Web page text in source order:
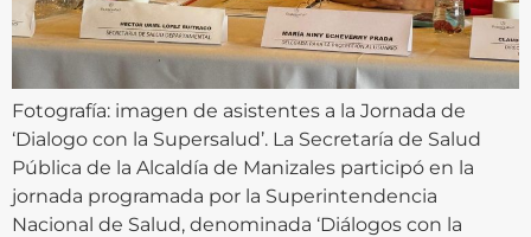
Fotografía: imagen de asistentes a la Jornada de
‘Dialogo con la Supersalud’. La Secretaría de Salud
Pública de la Alcaldía de Manizales participó en la
jornada programada por la Superintendencia
Nacional de Salud, denominada ‘Diálogos con la